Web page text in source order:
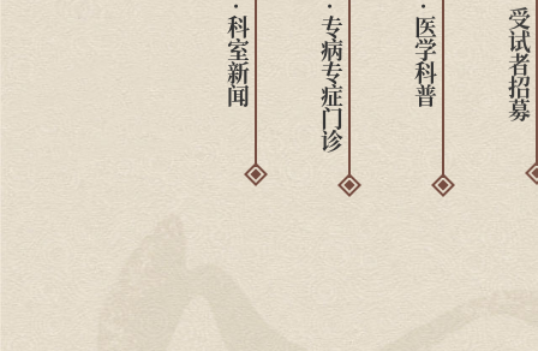
· 科室新闻 · 专病专症门诊 · 医学科普 · 受试者招募